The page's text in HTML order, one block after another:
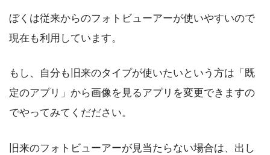
ぼくは従来からのフォトビューアーが使いやすいので
現在も利用しています。
もし、自分も旧来のタイプが使いたいという方は「既
定のアプリ」から画像を見るアプリを変更できますの
でやってみてくだださい。
旧来のフォトビューアーが見当たらない場合は、出し